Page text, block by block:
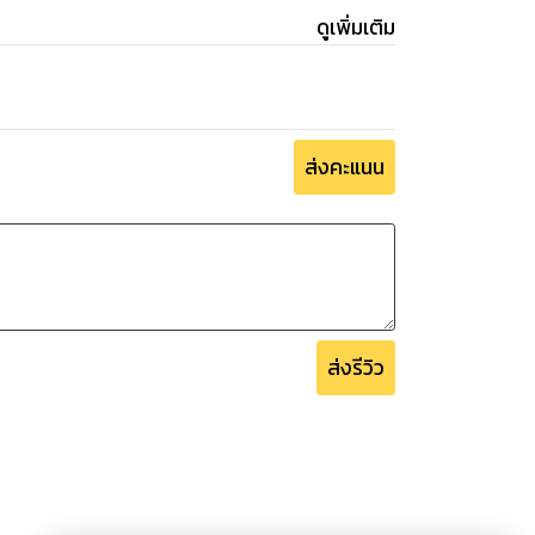
ดูเพิ่มเติม
ส่งคะแนน
ส่งรีวิว